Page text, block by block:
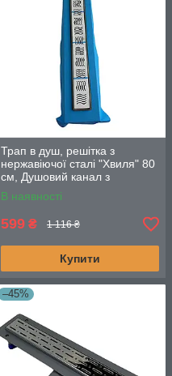
Трап в душ, решітка з
нержавіючої сталі "Хвиля" 80
см, Душовий канал з
горизонтальним фланцем
В наявності
599 ₴ 1 116 ₴
Купити
–45%